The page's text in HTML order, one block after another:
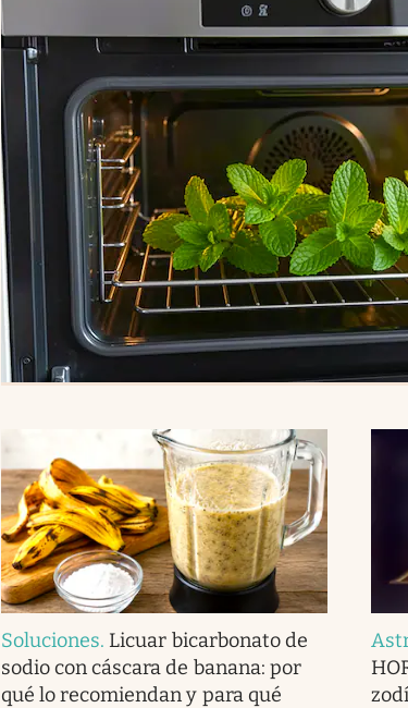
Soluciones. Licuar bicarbonato de
sodio con cáscara de banana: por
qué lo recomiendan y para qué